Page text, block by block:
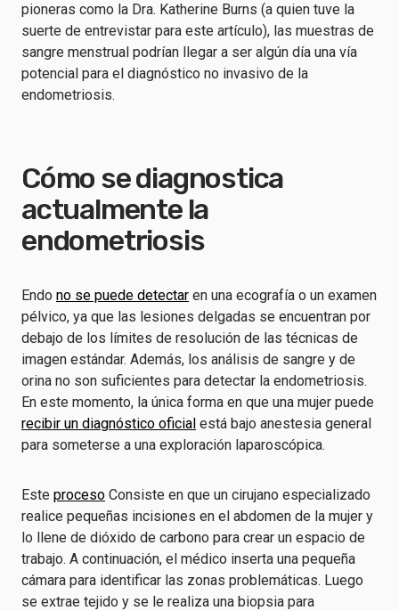
pioneras como la Dra. Katherine Burns (a quien tuve la
suerte de entrevistar para este artículo), las muestras de
sangre menstrual podrían llegar a ser algún día una vía
potencial para el diagnóstico no invasivo de la
endometriosis.
Cómo se diagnostica
actualmente la
endometriosis
Endo no se puede detectar en una ecografía o un examen
pélvico, ya que las lesiones delgadas se encuentran por
debajo de los límites de resolución de las técnicas de
imagen estándar. Además, los análisis de sangre y de
orina no son suficientes para detectar la endometriosis.
En este momento, la única forma en que una mujer puede
recibir un diagnóstico oficial está bajo anestesia general
para someterse a una exploración laparoscópica.
Este proceso Consiste en que un cirujano especializado
realice pequeñas incisiones en el abdomen de la mujer y
lo llene de dióxido de carbono para crear un espacio de
trabajo. A continuación, el médico inserta una pequeña
cámara para identificar las zonas problemáticas. Luego
se extrae tejido y se le realiza una biopsia para